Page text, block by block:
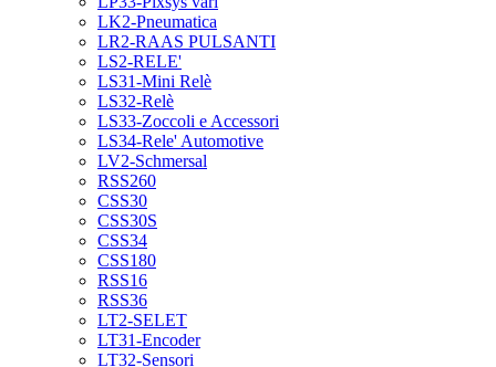
LK2-Pneumatica
LR2-RAAS PULSANTI
LS2-RELE'
LS31-Mini Relè
LS32-Relè
LS33-Zoccoli e Accessori
LS34-Rele' Automotive
LV2-Schmersal
RSS260
CSS30
CSS30S
CSS34
CSS180
RSS16
RSS36
LT2-SELET
LT31-Encoder
LT32-Sensori